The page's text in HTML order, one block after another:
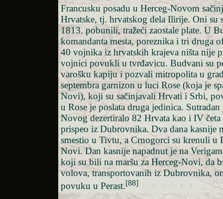
Francusku posadu u Herceg-Novom
Hrvatske, tj. hrvatskog dela Ilirije. Oni su
1813. pobunili, tražeći zaostale plate. U
komandanta mesta, poreznika i tri druga
40 vojnika iz hrvatskih krajeva ništa nije
vojnici povukli u tvrđavicu. Budvani su
varošku kapiju i pozvali mitropolita u
septembra garnizon u luci Rose (koja je
Novi), koji su sačinjavali Hrvati i Srbi,
u Rose je poslata druga jedinica.
Novog dezertiralo 82 Hrvata kao i IV
prispeo iz Dubrovnika. Dva dana kasnije
smestio u Tivtu, a Crnogorci su krenuli u
Novi. Dan kasnije napadnut je na
koji su bili na maršu za Herceg-Novi, da
volova, transportovanih iz Dubrovnika,
povuku u Perast.[88]